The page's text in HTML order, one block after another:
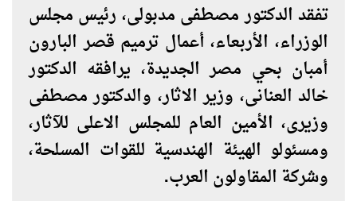
تفقد الدكتور مصطفى مدبولى، رئيس مجلس
الوزراء، الأربعاء، أعمال ترميم قصر البارون
أمبان بحي مصر الجديدة، يرافقه الدكتور
خالد العنانى، وزير الاثار، والدكتور مصطفى
وزيرى، الأمين العام للمجلس الاعلى للآثار،
ومسئولو الهيئة الهندسية للقوات المسلحة،
وشركة المقاولون العرب.